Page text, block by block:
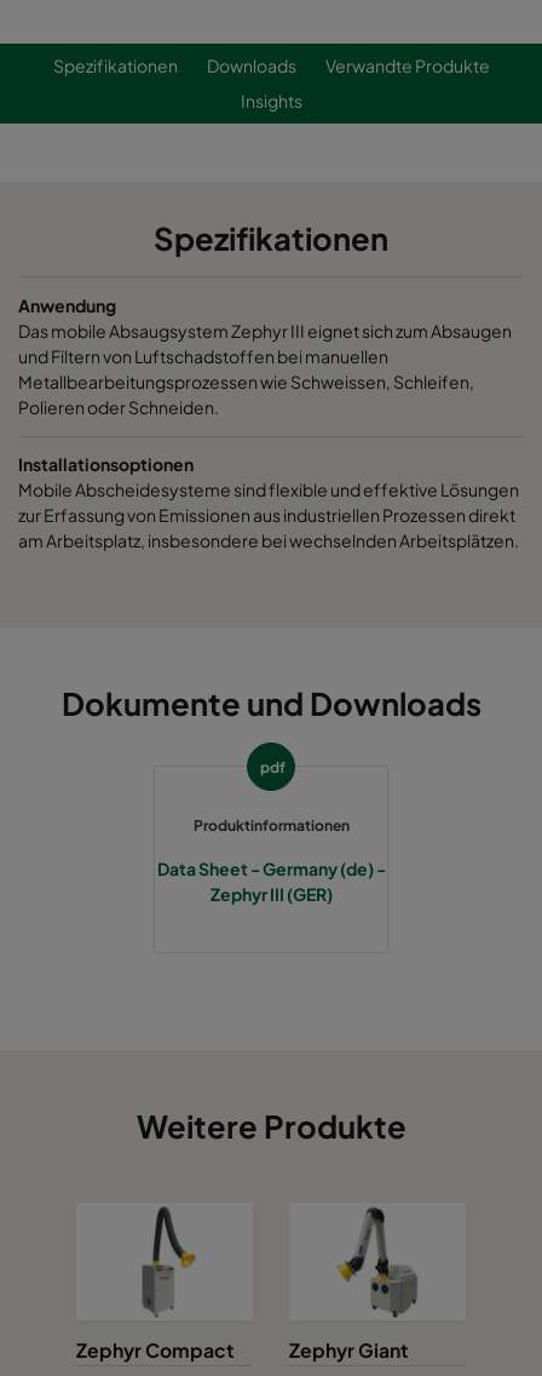
Spezifikationen Downloads
Verwandte Produkte
Insights
Spezifikationen
Anwendung
Das mobile Absaugsystem Zephyr III eignet sich zum Absaugen
und Filtern von Luftschadstoffen bei manuellen
Metallbearbeitungsprozessen wie Schweissen, Schleifen,
Polieren oder Schneiden.
Installationsoptionen
Mobile Abscheidesysteme sind flexible und effektive Lösungen
zur Erfassung von Emissionen aus industriellen Prozessen direkt
am Arbeitsplatz, insbesondere bei wechselnden Arbeitsplätzen.
Dokumente und Downloads
pdf
Produktinformationen
Data Sheet - Germany (de) -
Zephyr III (GER)
Weitere Produkte
Zephyr Compact Zephyr Giant